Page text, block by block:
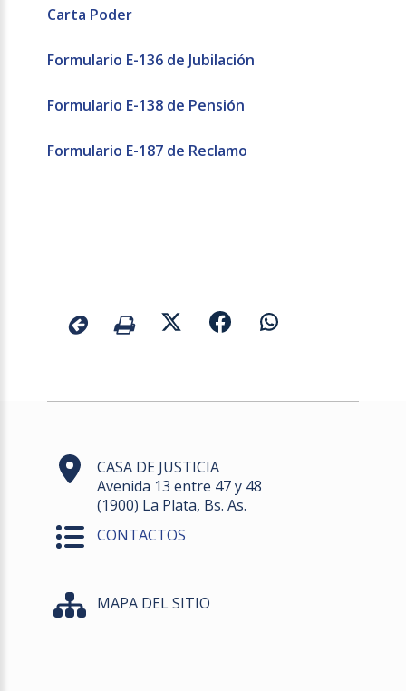
Carta Poder
Formulario E-136 de Jubilación
Formulario E-138 de Pensión
Formulario E-187 de Reclamo
CASA DE JUSTICIA
Avenida 13 entre 47 y 48
(1900) La Plata, Bs. As.
CONTACTOS
MAPA DEL SITIO